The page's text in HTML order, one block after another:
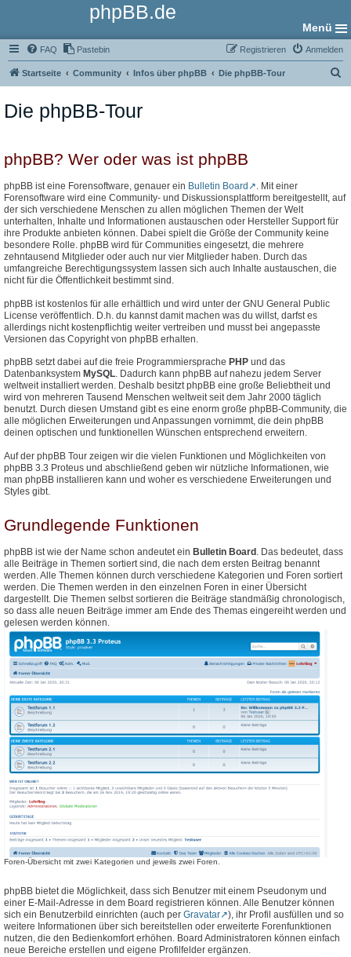
phpBB.de
Menü
FAQ Pastebin Anmelden
Registrieren
Startseite Community Infos über phpBB Die phpBB-Tour
Die phpBB-Tour
phpBB? Wer oder was ist phpBB
phpBB ist eine Forensoftware, genauer ein Bulletin Board
. Mit einer
Forensoftware wird eine Community- und Diskussionsplattform bereitgestellt, auf
der sich verschiedene Menschen zu allen möglichen Themen der Welt
unterhalten, Inhalte und Informationen austauschen oder Hersteller Support für
ihre Produkte anbieten können. Dabei spielt die Größe der Community keine
besondere Rolle. phpBB wird für Communities eingesetzt, die mehrere
zehntausend Mitglieder oder auch nur vier Mitglieder haben. Durch das
umfangreiche Berechtigungssystem lassen sich auch Inhalte austauschen, die
nicht für die Öffentlichkeit bestimmt sind.
phpBB ist kostenlos für alle erhältlich und wird unter der GNU General Public
License veröffentlich. D.h. du kannst damit machen was du willst, darfst es
allerdings nicht kostenpflichtig weiter vertreiben und musst bei angepasste
Versionen das Copyright von phpBB erhalten.
phpBB setzt dabei auf die freie Programmiersprache PHP und das
Datenbanksystem MySQL. Dadurch kann phpBB auf nahezu jedem Server
weltweit installiert werden. Deshalb besitzt phpBB eine große Beliebtheit und
wird von mehreren Tausend Menschen weltweit seit dem Jahr 2000 täglich
benutzt. Durch diesen Umstand gibt es eine enorm große phpBB-Community, die
alle möglichen Erweiterungen und Anpassungen vornimmt, die dein phpBB
deinen optischen und funktionellen Wünschen entsprechend erweitern.
Auf der phpBB Tour zeigen wir die vielen Funktionen und Möglichkeiten von
phpBB 3.3 Proteus und abschließend geben wir nützliche Informationen, wie
man phpBB installieren kann und woher es verschiedene Erweiterungen und
Styles gibt.
Grundlegende Funktionen
phpBB ist wie der Name schon andeutet ein Bulletin Board . Das bedeutet, dass
alle Beiträge in Themen sortiert sind, die nach dem ersten Beitrag benannt
werden. Alle Themen können durch verschiedene Kategorien und Foren sortiert
werden. Die Themen werden in den einzelnen Foren in einer Übersicht
dargestellt. Die Themen selbst sortieren die Beiträge standmäßig chronologisch,
so dass alle neuen Beiträge immer am Ende des Themas eingereiht werden und
gelesen werden können.
Foren-Übersicht mit zwei Kategorien und jeweils zwei Foren.
phpBB bietet die Möglichkeit, dass sich Benutzer mit einem Pseudonym und
einer E-Mail-Adresse in dem Board registrieren können. Alle Benutzer können
sich ein Benutzerbild einrichten (auch per Gravatar
), ihr Profil ausfüllen und so
weitere Informationen über sich bereitstellen oder erweiterte Forenfunktionen
nutzen, die den Bedienkomfort erhöhen. Board Administratoren können einfach
neue Bereiche erstellen und eigene Profilfelder ergänzen.